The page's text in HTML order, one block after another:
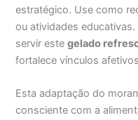
estratégico. Use como
ou atividades
servir estegelado
fortalece vínculos
Esta adaptação do
consciente com a